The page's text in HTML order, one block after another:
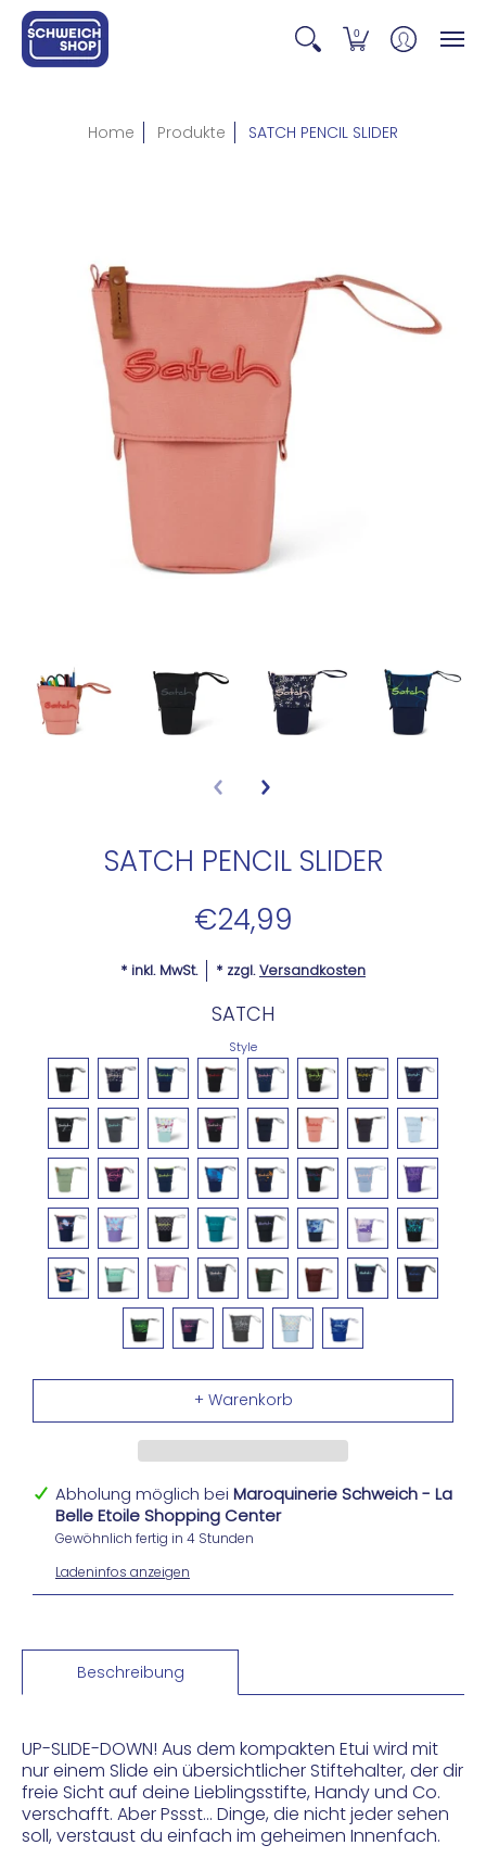
0
Home Produkte SATCH PENCIL SLIDER
SATCH PENCIL SLIDER
€24,99
* inkl. MwSt. * zzgl.Versandkosten
SATCH
Style
Abholung möglich bei Maroquinerie Schweich - La
Belle Etoile Shopping Center
Gewöhnlich fertig in 4 Stunden
Ladeninfos anzeigen
Beschreibung
UP-SLIDE-DOWN! Aus dem kompakten Etui wird mit
nur einem Slide ein übersichtlicher Stiftehalter, der dir
freie Sicht auf deine Lieblingsstifte, Handy und Co.
verschafft. Aber Pssst… Dinge, die nicht jeder sehen
soll, verstaust du einfach im geheimen Innenfach.